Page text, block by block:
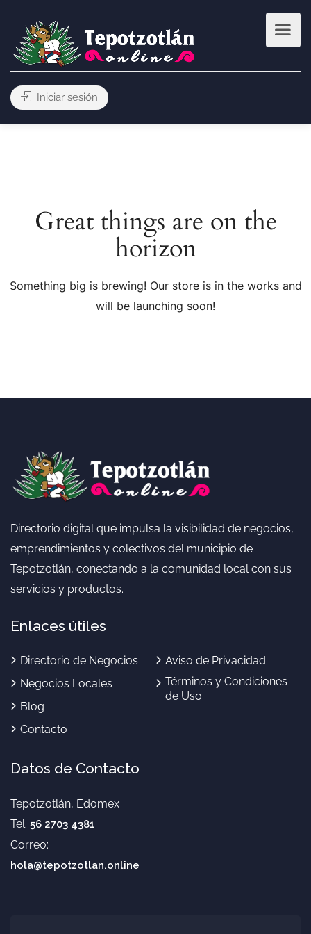
Iniciar sesión
Great things are on the
horizon
Something big is brewing! Our store is in the works and
will be launching soon!
Directorio digital que impulsa la visibilidad de negocios,
emprendimientos y colectivos del municipio de
Tepotzotlán, conectando a la comunidad local con sus
servicios y productos.
Enlaces útiles
Directorio de Negocios
Negocios Locales
Blog
Contacto
Aviso de Privacidad
Términos y Condiciones
de Uso
Datos de Contacto
Tepotzotlán, Edomex
Tel: 56 2703 4381
Correo:
hola@tepotzotlan.online